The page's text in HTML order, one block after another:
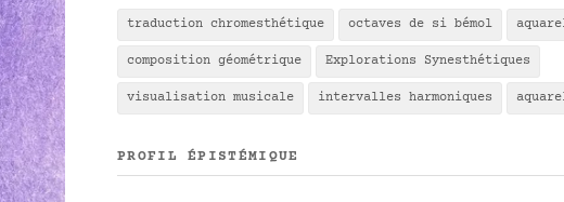
traduction chromesthétique octaves de si bémol
composition géométrique Explorations Synesthétiques
visualisation musicale intervalles harmoniques
PROFIL ÉPISTÉMIQUE